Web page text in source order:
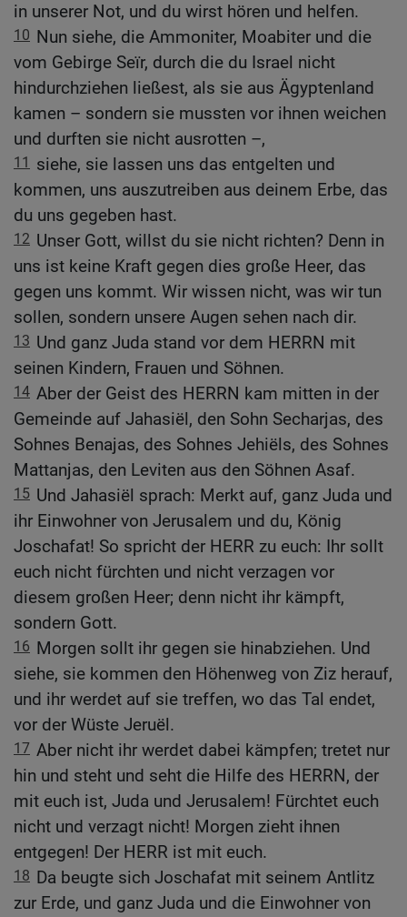
in unserer Not, und du wirst hören und helfen.
10 Nun siehe, die Ammoniter, Moabiter und die
vom Gebirge Seïr, durch die du Israel nicht
hindurchziehen ließest, als sie aus Ägyptenland
kamen – sondern sie mussten vor ihnen weichen
und durften sie nicht ausrotten –,
11
siehe, sie lassen uns das entgelten und
kommen, uns auszutreiben aus deinem Erbe, das
du uns gegeben hast.
12 Unser Gott, willst du sie nicht richten? Denn in
uns ist keine Kraft gegen dies große Heer, das
gegen uns kommt. Wir wissen nicht, was wir tun
sollen, sondern unsere Augen sehen nach dir.
13 Und ganz Juda stand vor dem HERRN mit
seinen Kindern, Frauen und Söhnen.
14 Aber der Geist des HERRN kam mitten in der
Gemeinde auf Jahasiël, den Sohn Secharjas, des
Sohnes Benajas, des Sohnes Jehiëls, des Sohnes
Mattanjas, den Leviten aus den Söhnen Asaf.
15 Und Jahasiël sprach: Merkt auf, ganz Juda und
ihr Einwohner von Jerusalem und du, König
Joschafat! So spricht der HERR zu euch: Ihr sollt
euch nicht fürchten und nicht verzagen vor
diesem großen Heer; denn nicht ihr kämpft,
sondern Gott.
16 Morgen sollt ihr gegen sie hinabziehen. Und
siehe, sie kommen den Höhenweg von Ziz herauf,
und ihr werdet auf sie treffen, wo das Tal endet,
vor der Wüste Jeruël.
17 Aber nicht ihr werdet dabei kämpfen; tretet nur
hin und steht und seht die Hilfe des HERRN, der
mit euch ist, Juda und Jerusalem! Fürchtet euch
nicht und verzagt nicht! Morgen zieht ihnen
entgegen! Der HERR ist mit euch.
18 Da beugte sich Joschafat mit seinem Antlitz
zur Erde, und ganz Juda und die Einwohner von